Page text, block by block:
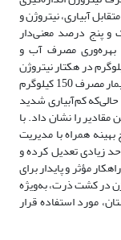
آبیاری، نیتروژن و
و پنج درصد معنی‌دار
بهره‌وری مصرف آب و
تیمار آبیاری کامل همراه با مصرف 200 کیلوگرم در هکتار نیتروژن
و 25/1 درصد بیوچار به‌دست آمد که از این نظر با تیمار مصرف 150 کیلوگرم
کم‌آبیاری شدید
مقادیر را نشان داد. با
همراه با مدیریت
حد زیادی تعدیل کرده و
مؤثر و پایدار برای
در کشت ذرت، به‌ویژه
مورد استفاده قرار